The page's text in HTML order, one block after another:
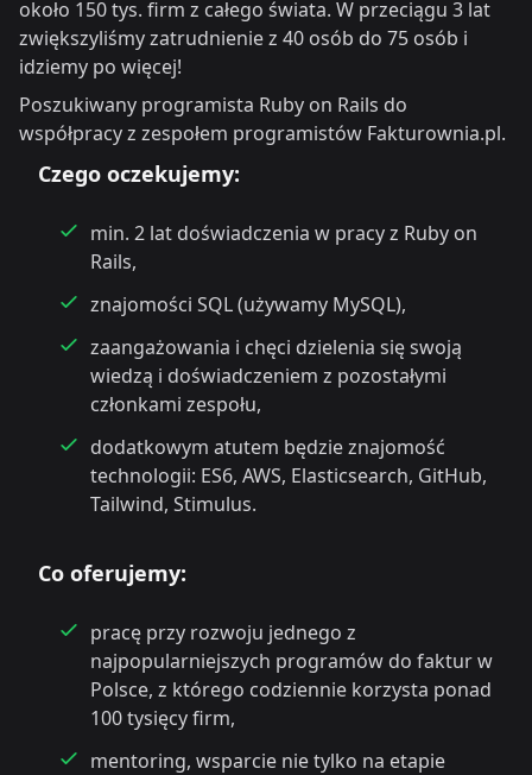
około 150 tys. firm z całego świata. W przeciągu 3 lat
zwiększyliśmy zatrudnienie z 40 osób do 75 osób i
idziemy po więcej!
Poszukiwany programista Ruby on Rails do
współpracy z zespołem programistów Fakturownia.pl.
Czego oczekujemy:
min. 2 lat doświadczenia w pracy z Ruby on
Rails,
znajomości SQL (używamy MySQL),
zaangażowania i chęci dzielenia się swoją
wiedzą i doświadczeniem z pozostałymi
członkami zespołu,
dodatkowym atutem będzie znajomość
technologii: ES6, AWS, Elasticsearch, GitHub,
Tailwind, Stimulus.
Co oferujemy:
pracę przy rozwoju jednego z
najpopularniejszych programów do faktur w
Polsce, z którego codziennie korzysta ponad
100 tysięcy firm,
mentoring, wsparcie nie tylko na etapie